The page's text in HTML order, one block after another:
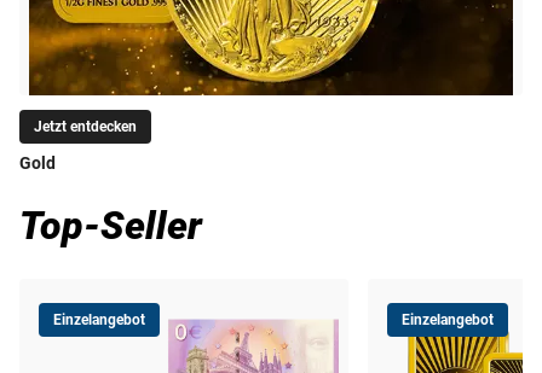
Jetzt entdecken
Gold
Top-Seller
Einzelangebot Einzelangebot